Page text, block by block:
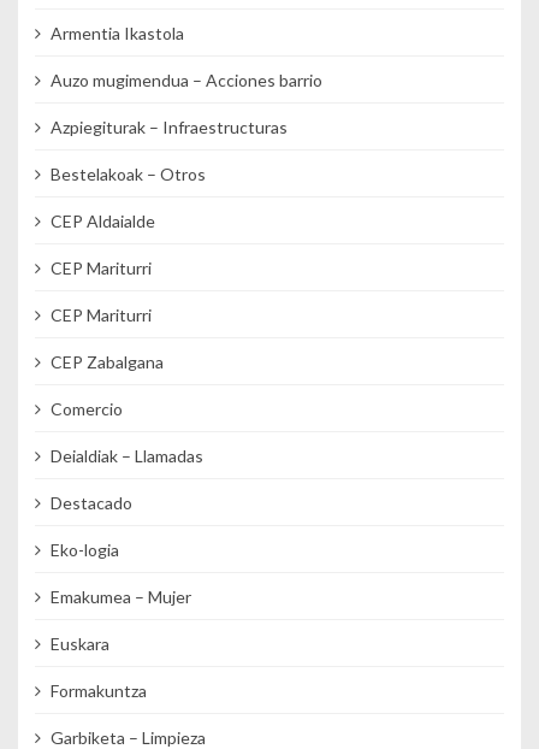
Armentia Ikastola
Auzo mugimendua – Acciones barrio
Azpiegiturak – Infraestructuras
Bestelakoak – Otros
CEP Aldaialde
CEP Mariturri
CEP Mariturri
CEP Zabalgana
Comercio
Deialdiak – Llamadas
Destacado
Eko-logia
Emakumea – Mujer
Euskara
Formakuntza
Garbiketa – Limpieza